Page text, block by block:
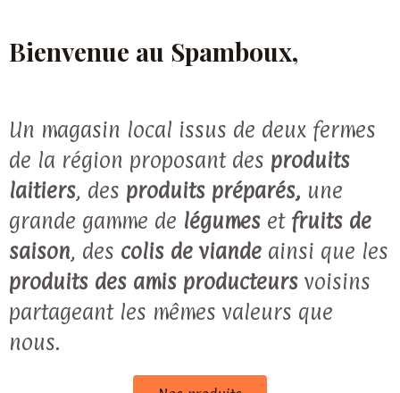
Bienvenue au Spamboux,
Un magasin local issus de deux fermes
de la région proposant des produits
laitiers, des produits préparés, une
grande gamme de légumes et fruits de
saison, des colis de viande ainsi que les
produits des amis producteurs voisins
partageant les mêmes valeurs que
nous.